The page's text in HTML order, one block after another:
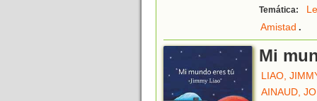
Temática:
Amistad .
Mi
LIAO,
AINAUD,